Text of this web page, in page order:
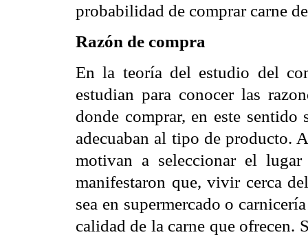
probabilidad de comprar carne
Razón de compra
En la teoría del estudio del
estudian para conocer las
donde comprar, en este sentido
adecuaban al tipo de producto.
motivan a seleccionar el
manifestaron que, vivir cerca
sea en supermercado o
calidad de la carne que ofrecen.